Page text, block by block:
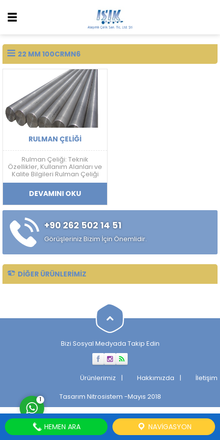
22 MM 100CRMN6
RULMAN ÇELIĞI
Rulman Çeliği: Teknik
Özellikler, Kullanım Alanları ve
Kalite Bilgileri Rulman Çeliği
Nedir? Rulman çeliği; yüksek
sertlik, aşınma dayanımı,
yorulma direnci ve boyutsal
kararlılık gerektiren
uygulamalarda kullanılan
yüksek karbonlu krom
alaşımlı özel çelik türüdür.
Özellikle rulman, bilya,
makaralı rulman elemanları,
DEVAMINI OKU
+90 262 502 14 51
Görüşleriniz Bizim İçin Önemlidir.
DIĞER ÜRÜNLERIMIZ
Bizi Sosyal Medyada Takip Edin
Ürünlerimiz Hakkımızda
İletişim
Tasarım Nitrosistem -Mayıs 2018
Cevap Yaz
1
HEMEN ARA NAVIGASYON